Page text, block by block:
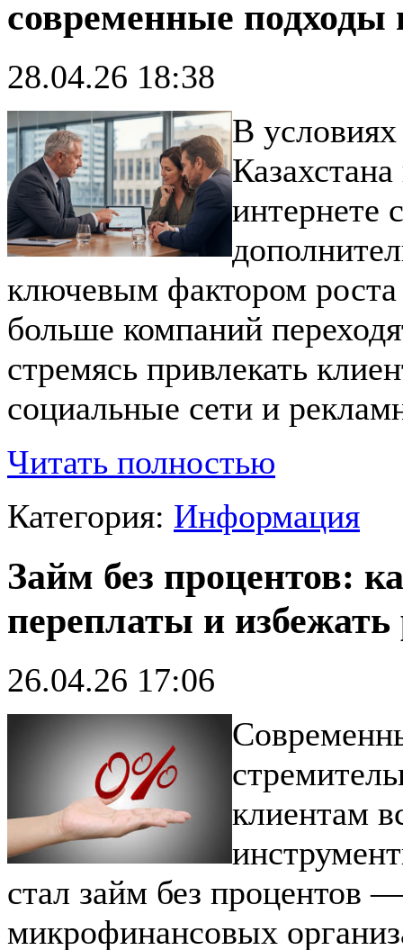
современные
28.04.26 18:38
В
интернете
ключевым фактором
больше компаний
стремясь привлекать
социальные сети и
Читать полностью
Категория: Информация
Займ без процентов:
переплаты и избежать
26.04.26 17:06
клиентам
стал займ без процентов
микрофинансовых